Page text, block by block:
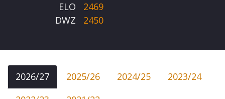
ELO
2469
DWZ
2450
2026/27 2025/26 2024/25
2023/24